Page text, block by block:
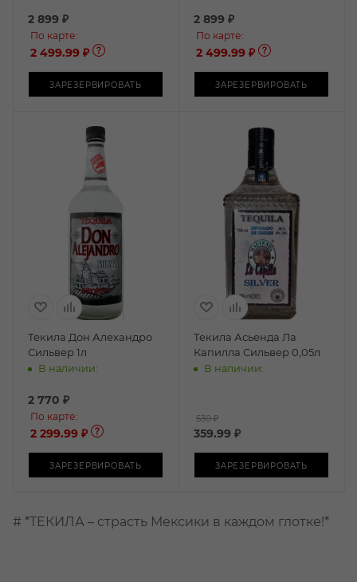
2 899 ₽
По карте:
2 499.99 ₽
ЗАРЕЗЕРВИРОВАТЬ
2 899 ₽
По карте:
2 499.99 ₽
ЗАРЕЗЕРВИРОВАТЬ
Текила Дон Алехандро
Сильвер 1л
В наличии:
2 770 ₽
По карте:
2 299.99 ₽
ЗАРЕЗЕРВИРОВАТЬ
Текила Асьенда Ла
Капилла Сильвер 0,05л
В наличии:
530 ₽
359.99 ₽
ЗАРЕЗЕРВИРОВАТЬ
# *ТЕКИЛА – страсть Мексики в каждом глотке!*